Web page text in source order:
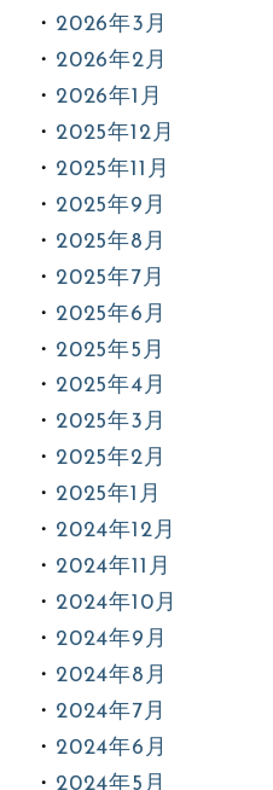
2026年3月
2026年2月
2026年1月
2025年12月
2025年11月
2025年9月
2025年8月
2025年7月
2025年6月
2025年5月
2025年4月
2025年3月
2025年2月
2025年1月
2024年12月
2024年11月
2024年10月
2024年9月
2024年8月
2024年7月
2024年6月
2024年5月